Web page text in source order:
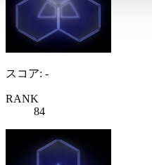
スコア: -
RANK
84